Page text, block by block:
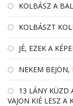
KOLBÁSZ A
KOLBÁSZT
JÉ, EZEK A
NEKEM BEJÖN,
13 LÁNY KÜZD
VAJON KIÉ LESZ A